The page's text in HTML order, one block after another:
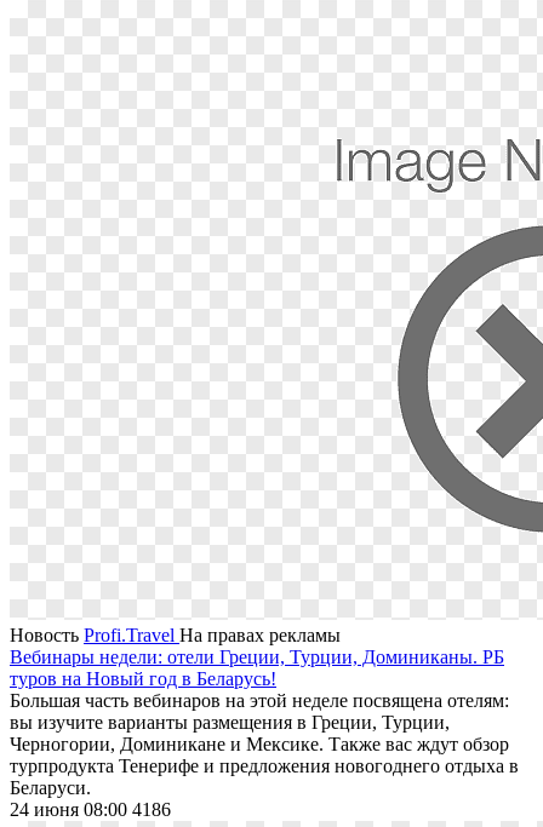
Новость Profi.Travel На правах рекламы
Вебинары недели: отели Греции, Турции, Доминиканы. РБ
туров на Новый год в Беларусь!
Большая часть вебинаров на этой неделе посвящена отелям:
вы изучите варианты размещения в Греции, Турции,
Черногории, Доминикане и Мексике. Также вас ждут обзор
турпродукта Тенерифе и предложения новогоднего отдыха в
Беларуси.
24 июня 08:00 4186